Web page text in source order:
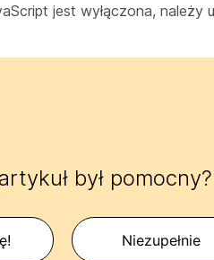
jest wyłączona, należy
był pomocny?
Niezupełnie